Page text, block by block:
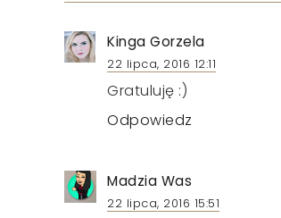
Kinga Gorzela
22 lipca, 2016 12:11
Gratuluję :)
Odpowiedz
Madzia Was
22 lipca, 2016 15:51